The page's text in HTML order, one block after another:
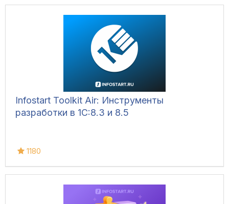
Infostart Toolkit Air: Инструменты
разработки в 1С:8.3 и 8.5
1180